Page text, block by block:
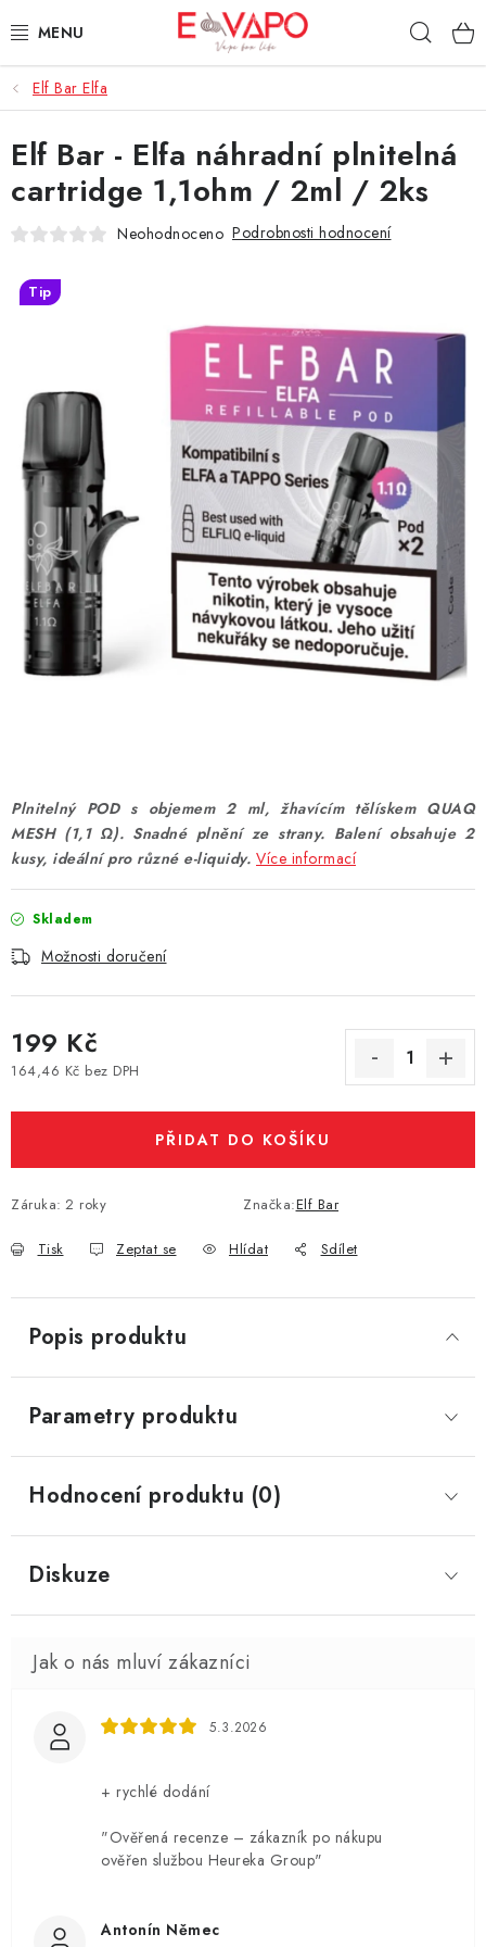
na
3D TISK
TIPY ZA DOBROU CENU
AROMATA A PŘÍCHUTĚ
NIKOTINOVÉ SÁČKY
DÁRKOVÉ VOUCHERY
ATOMIZÉRY A CARTRIDGE
DIY
BATERIE A NABÍJEČKY
NIKOTINOVÝ FILM
PŘÍSLUŠENSTVÍ
Vše o nákupu Jak reklamovat či vrátit zboží
Recenze
Kontakty
Elf Bar Elfa
Plnitelný POD s objemem 2 ml, žhavícím tělískem QUAQ
MESH (1,1 Ω). Snadné plnění ze strany. Balení obsahuje 2
kusy, ideální pro různé e-liquidy. Více informací
Skladem
Možnosti doručení
199 Kč
164,46 Kč bez DPH
PŘIDAT DO KOŠÍKU
Záruka: 2 roky Značka:Elf Bar
Tisk Zeptat se Hlídat Sdílet
Elf Bar - Elfa náhradní plnitelná
cartridge 1,1ohm / 2ml / 2ks
Neohodnoceno Podrobnosti hodnocení
Tip
Popis produktu
Parametry produktu
Hodnocení produktu (0)
Diskuze
5.3.2026
+ rychlé dodání
"Ověřená recenze – zákazník po nákupu
ověřen službou Heureka Group"
Antonín Němec